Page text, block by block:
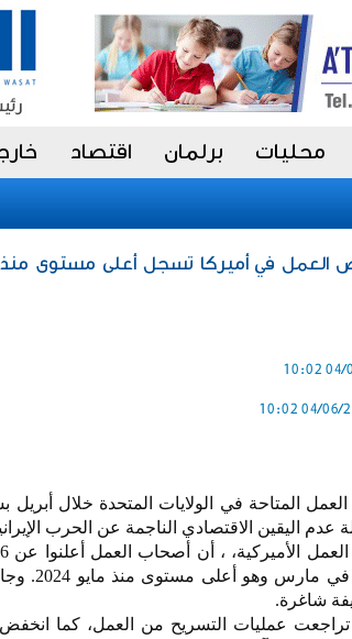
محليات برلمان اقتصاد
العمل في أميركا تسجل أعلى مستوى منذ
04/
04/06/
المتاحة في الولايات المتحدة خلال
عدم اليقين الاقتصادي الناجمة عن الحرب
مليون
تراجعت عمليات التسريح من العمل، كما